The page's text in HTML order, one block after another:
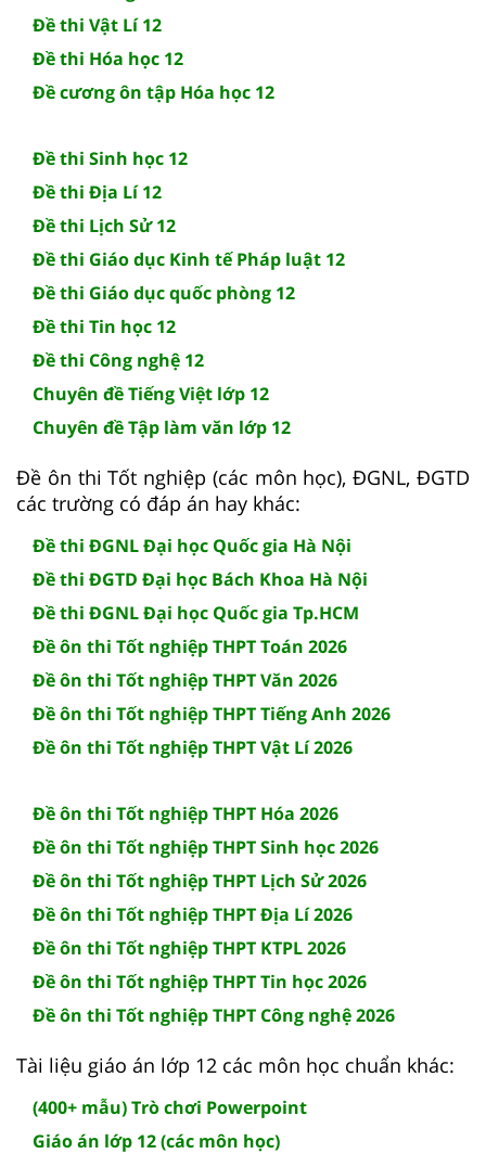
Đề thi Vật Lí 12
Đề thi Hóa học 12
Đề cương ôn tập Hóa học 12
Đề thi Sinh học 12
Đề thi Địa Lí 12
Đề thi Lịch Sử 12
Đề thi Giáo dục Kinh tế Pháp luật 12
Đề thi Giáo dục quốc phòng 12
Đề thi Tin học 12
Đề thi Công nghệ 12
Chuyên đề Tiếng Việt lớp 12
Chuyên đề Tập làm văn lớp 12
Đề ôn thi Tốt nghiệp (các môn học), ĐGNL, ĐGTD
các trường có đáp án hay khác:
Đề thi ĐGNL Đại học Quốc gia Hà Nội
Đề thi ĐGTD Đại học Bách Khoa Hà Nội
Đề thi ĐGNL Đại học Quốc gia Tp.HCM
Đề ôn thi Tốt nghiệp THPT Toán 2026
Đề ôn thi Tốt nghiệp THPT Văn 2026
Đề ôn thi Tốt nghiệp THPT Tiếng Anh 2026
Đề ôn thi Tốt nghiệp THPT Vật Lí 2026
Đề ôn thi Tốt nghiệp THPT Hóa 2026
Đề ôn thi Tốt nghiệp THPT Sinh học 2026
Đề ôn thi Tốt nghiệp THPT Lịch Sử 2026
Đề ôn thi Tốt nghiệp THPT Địa Lí 2026
Đề ôn thi Tốt nghiệp THPT KTPL 2026
Đề ôn thi Tốt nghiệp THPT Tin học 2026
Đề ôn thi Tốt nghiệp THPT Công nghệ 2026
Tài liệu giáo án lớp 12 các môn học chuẩn khác:
(400+ mẫu) Trò chơi Powerpoint
Giáo án lớp 12 (các môn học)